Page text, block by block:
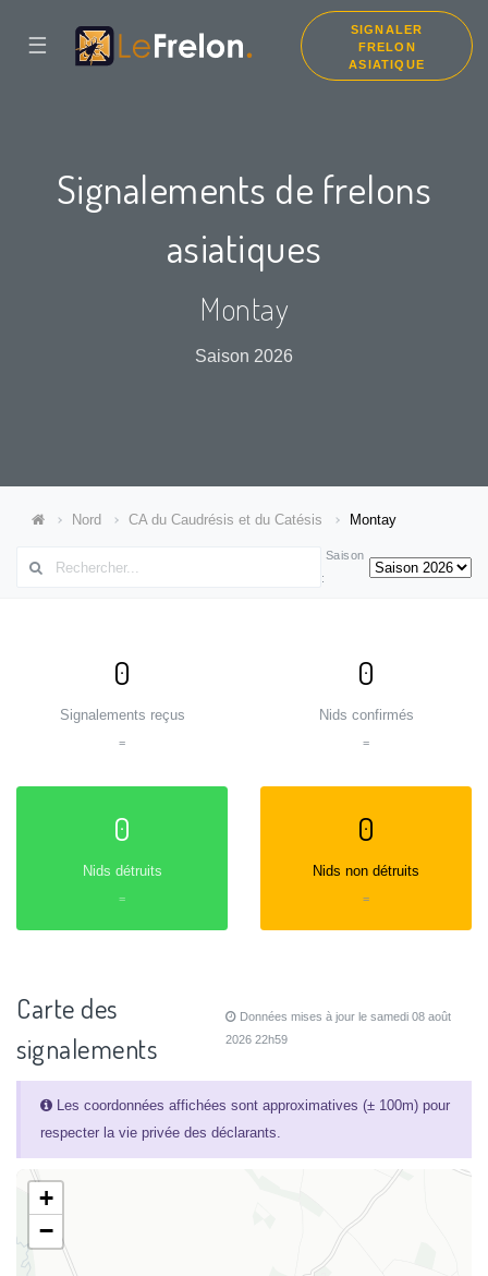
☰
SIGNALER
FRELON
ASIATIQUE
Signalements de frelons
asiatiques
Montay
Saison 2026
Nord CA du Caudrésis et du Catésis Montay
Saison
:
0
Signalements reçus
=
0
Nids confirmés
=
0
Nids détruits
=
0
Nids non détruits
=
Carte des
signalements
Données mises à jour le samedi 08 août
2026 22h59
Les coordonnées affichées sont approximatives (± 100m) pour
respecter la vie privée des déclarants.
+
−